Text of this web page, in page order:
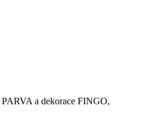
a dekorace FINGO,